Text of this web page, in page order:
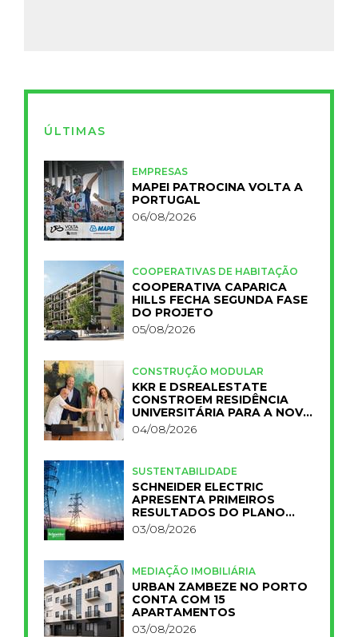
ÚLTIMAS
EMPRESAS
MAPEI PATROCINA VOLTA A
PORTUGAL
06/08/2026
COOPERATIVAS DE HABITAÇÃO
COOPERATIVA CAPARICA
HILLS FECHA SEGUNDA FASE
DO PROJETO
05/08/2026
CONSTRUÇÃO MODULAR
KKR E DSREALESTATE
CONSTROEM RESIDÊNCIA
UNIVERSITÁRIA PARA A NOVA
FCT
04/08/2026
SUSTENTABILIDADE
SCHNEIDER ELECTRIC
APRESENTA PRIMEIROS
RESULTADOS DO PLANO
IMPACT 2030
03/08/2026
MEDIAÇÃO IMOBILIÁRIA
URBAN ZAMBEZE NO PORTO
CONTA COM 15
APARTAMENTOS
03/08/2026